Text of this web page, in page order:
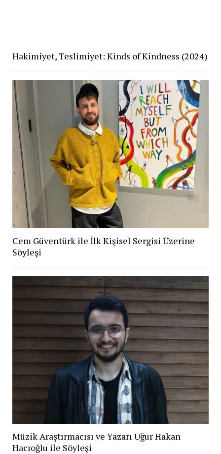
Hakimiyet, Teslimiyet: Kinds of Kindness (2024)
Cem Güventürk ile İlk Kişisel Sergisi Üzerine
Söyleşi
Müzik Araştırmacısı ve Yazarı Uğur Hakan
Hacıoğlu ile Söyleşi